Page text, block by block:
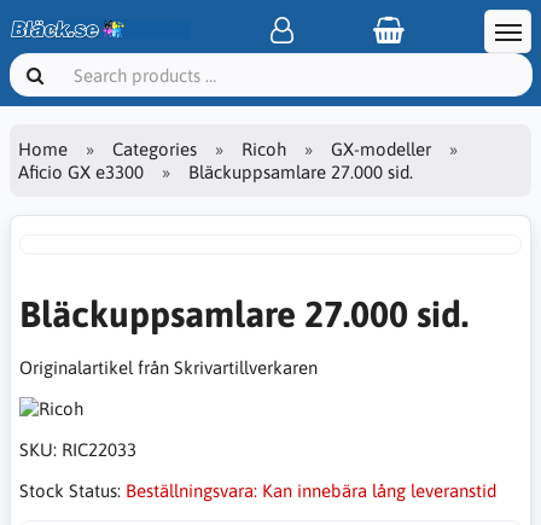
Home Categories Ricoh
GX-modeller
Aficio GX e3300
Bläckuppsamlare 27.000 sid.
Bläckuppsamlare 27.000 sid.
Originalartikel från Skrivartillverkaren
SKU: RIC22033
Stock Status: Beställningsvara: Kan innebära lång leveranstid